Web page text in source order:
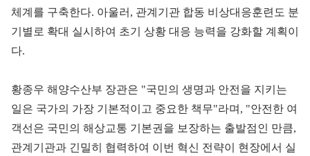
체계를 구축한다. 아울러, 관계기관 합동 비상대응훈련도 분
기별로 확대 실시하여 초기 상황 대응 능력을 강화할 계획이
다.
황종우 해양수산부 장관은 "국민의 생명과 안전을 지키는
일은 국가의 가장 기본적이고 중요한 책무"라며, "안전한 여
객선은 국민의 해상교통 기본권을 보장하는 출발점인 만큼,
관계기관과 긴밀히 협력하여 이번 혁신 전략이 현장에서 실